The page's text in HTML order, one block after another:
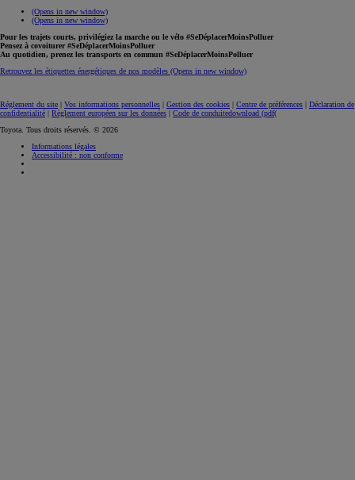
(Opens in new window)
(Opens in new window)
Pour les trajets courts, privilégiez la marche ou le vélo #SeDéplacerMoinsPolluer
Pensez à covoiturer #SeDéplacerMoinsPolluer
Au quotidien, prenez les transports en commun #SeDéplacerMoinsPolluer
Retrouvez les étiquettes énergétiques de nos modèles (Opens in new window)
Réglement du site | Vos informations personnelles | Gestion des cookies | Centre de préférences | Déclaration de
confidentialité | Règlement européen sur les données | Code de conduitedownload (pdf(
Toyota. Tous droits réservés. © 2026
Informations légales
Accessibilité : non conforme